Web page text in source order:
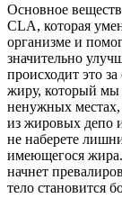
Основное
CLA, которая
организме и
значительно
происходит это
жиру, который мы
ненужных
из жировых депо
не наберете
имеющегося
начнет
тело становится